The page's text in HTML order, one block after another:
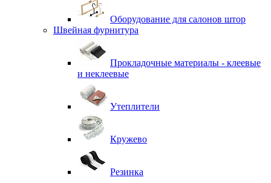
Оборудование для салонов штор
Швейная фурнитура
Прокладочные материалы - клеевые
и неклеевые
Утеплители
Кружево
Резинка